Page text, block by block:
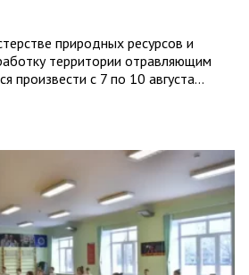
природных ресурсов и
территории отравляющим
произвести с 7 по 10 августа…